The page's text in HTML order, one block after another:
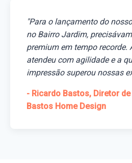
"Para o lançamento do
no Bairro Jardim,
premium em tempo recorde.
atendeu com agilidade e a
impressão superou nossas
- Ricardo Bastos, Diretor
Bastos Home Design